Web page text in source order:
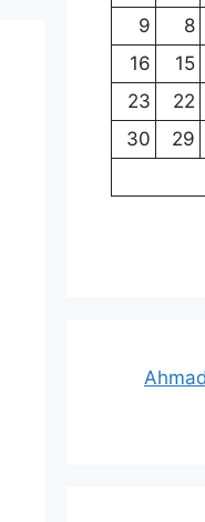
8
9
15
16
22
23
29
30